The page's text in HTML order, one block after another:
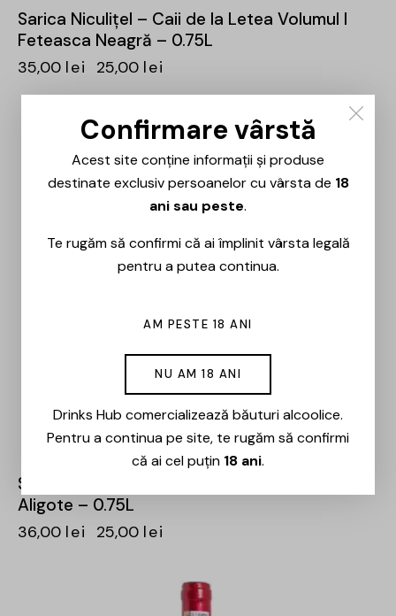
Sarica Niculițel – Caii de la Letea Volumul I
Feteasca Neagră – 0.75L
35,00 lei 25,00 lei
Sarica Niculitel – Caii de la Letea Volumul I
Aligote – 0.75L
36,00 lei 25,00 lei
Confirmare vârstă
Acest site conține informații și produse
destinate exclusiv persoanelor cu vârsta de 18
ani sau peste.
Te rugăm să confirmi că ai împlinit vârsta legală
pentru a putea continua.
AM PESTE 18 ANI
NU AM 18 ANI
Drinks Hub comercializează băuturi alcoolice.
Pentru a continua pe site, te rugăm să confirmi
că ai cel puțin 18 ani.